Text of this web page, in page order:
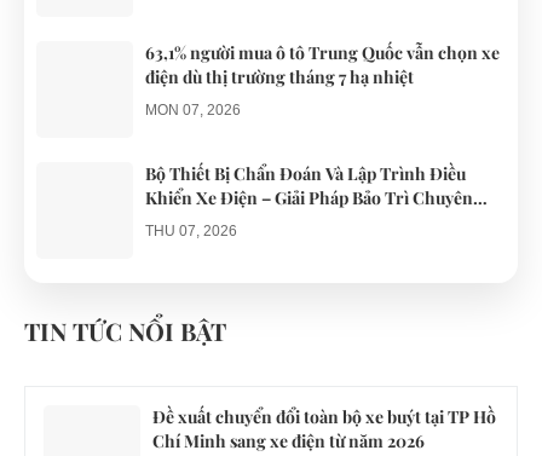
63,1% người mua ô tô Trung Quốc vẫn chọn xe
điện dù thị trường tháng 7 hạ nhiệt
MON 07, 2026
Bộ Thiết Bị Chẩn Đoán Và Lập Trình Điều
Khiển Xe Điện – Giải Pháp Bảo Trì Chuyên
Nghiệp
THU 07, 2026
gổ khi đón du khách ở Quy Nhơn
TIN TỨC NỔI BẬT
Đề xuất chuyển đổi toàn bộ xe buýt tại TP Hồ
Chí Minh sang xe điện từ năm 2026